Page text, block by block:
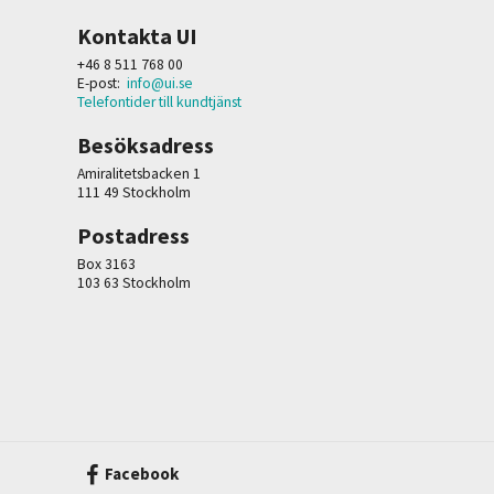
Kontakta UI
+46 8 511 768 00
E-post: info@ui.se
Telefontider till kundtjänst
Besöksadress
Amiralitetsbacken 1
111 49 Stockholm
Postadress
Box 3163
103 63 Stockholm
Facebook